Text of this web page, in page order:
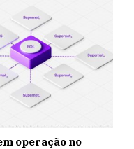
operação no